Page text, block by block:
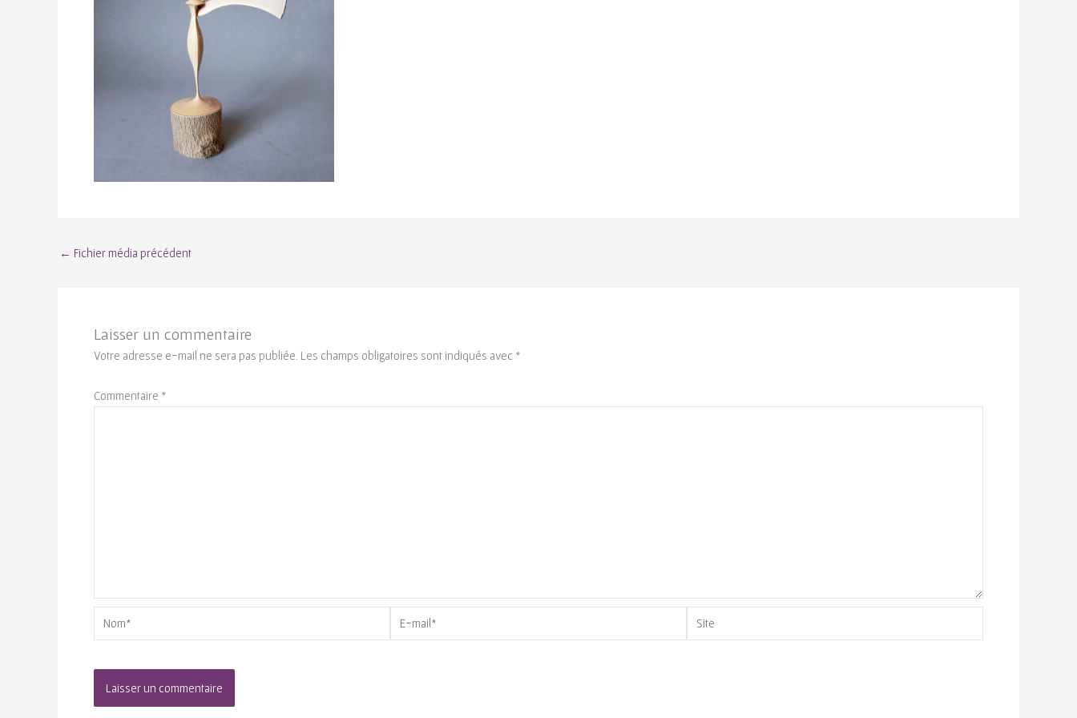
← Fichier média précédent
Laisser un commentaire
Votre adresse e-mail ne sera pas publiée. Les champs obligatoires sont indiqués avec *
Commentaire *
Nom*
E-
mail*
Site